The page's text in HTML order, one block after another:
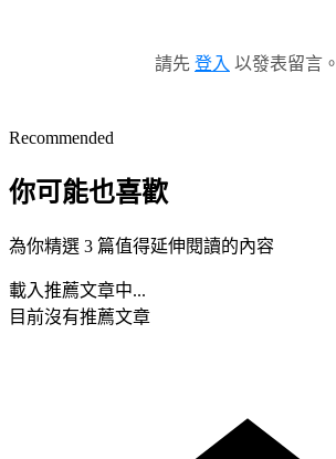
請先 登入 以發表留言。
Recommended
你可能也喜歡
為你精選 3 篇值得延伸閱讀的內容
載入推薦文章中...
目前沒有推薦文章